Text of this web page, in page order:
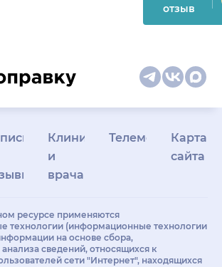
отзыв
Клиникам
и
врачам
Телемедицина
Карта
сайта
ресурсе применяются
технологии (информационные технологии
на основе сбора,
сведений, относящихся к
сети "Интернет", находящихся